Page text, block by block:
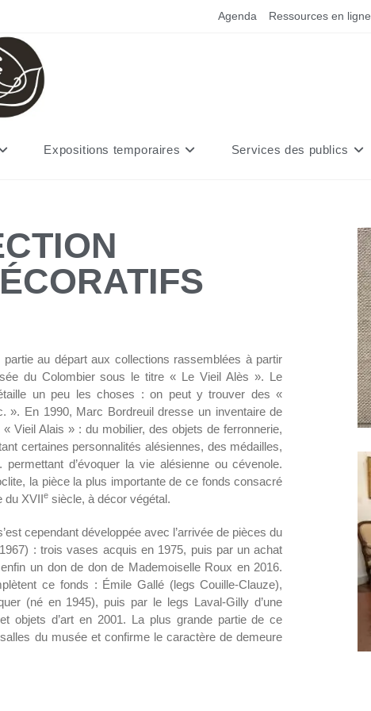
Agenda Ressources en ligne
Expositions temporaires Services des publics
partie au départ aux collections rassemblées à partir
du Colombier sous le titre « Le Vieil Alès ». Le
un peu les choses : on peut y trouver des «
». En 1990, Marc Bordreuil dresse un inventaire de
Vieil Alais » : du mobilier, des objets de ferronnerie,
certaines personnalités alésiennes, des médailles,
d’évoquer la vie alésienne ou cévenole.
la pièce la plus importante de ce fonds consacré
du XVIIesiècle, à décor végétal.
cependant développée avec l’arrivée de pièces du
: trois vases acquis en 1975, puis par un achat
un don de don de Mademoiselle Roux en 2016.
ce fonds : Émile Gallé (legs Couille-Clauze),
(né en 1945), puis par le legs Laval-Gilly d’une
objets d’art en 2001. La plus grande partie de ce
du musée et confirme le caractère de demeure